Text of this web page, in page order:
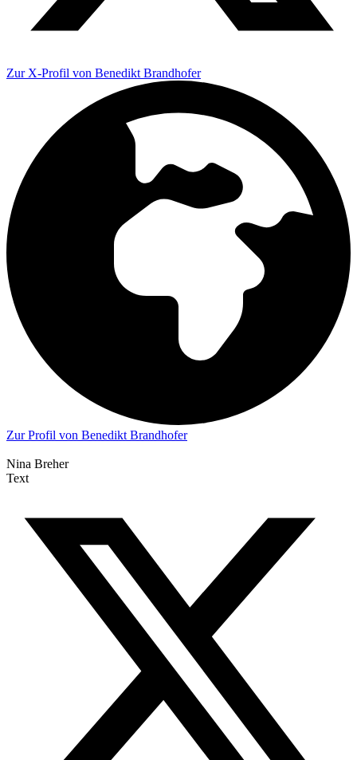
Zur X-Profil von Benedikt Brandhofer
Zur Profil von Benedikt Brandhofer
Nina Breher
Text